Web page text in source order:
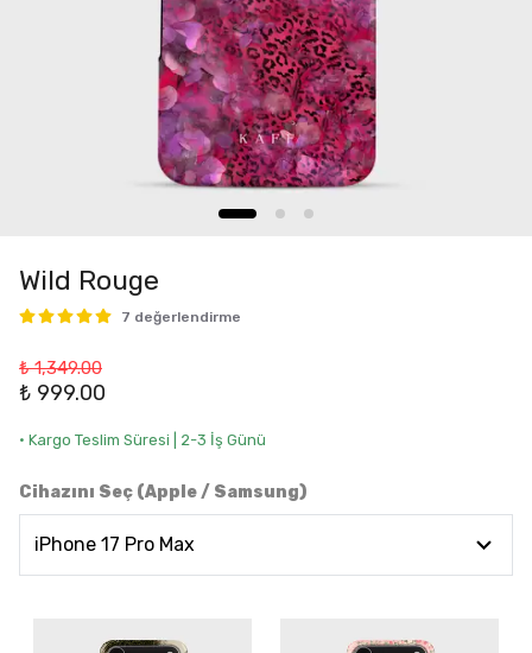
Wild Rouge
7 değerlendirme
₺ 1,349.00
₺ 999.00
• Kargo Teslim Süresi | 2-3 İş Günü
Cihazını Seç (Apple / Samsung)